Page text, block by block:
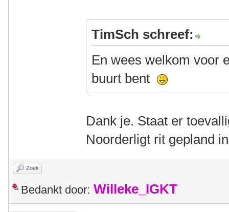
TimSch schreef:
En wees welkom voor
buurt bent
Dank je. Staat er
Noorderligt rit gepland
Zoek
Bedankt door: Willeke_IGKT